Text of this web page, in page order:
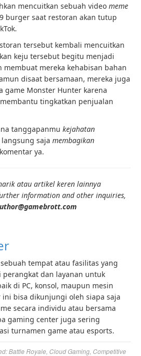
mencuitkan sebuah video meme
burger saat restoran akan tutup
tersebut kembali mencuitkan
keju tersebut begitu menjadi
membuat mereka kehabisan bahan
disaat bersamaan, mereka juga
game Monster Hunter karena
tingkatkan penjualan
tanggapanmu kejahatan
saja membagikan
ya.
atau artikel keren lainnya
information and other inquiries,
tempat atau fasilitas yang
perangkat dan layanan untuk
di PC, konsol, maupun mesin
ini bisa dikunjungi oleh siapa saja
secara individu atau bersama
gaming center juga sering
turnamen game atau esports.
Battle Royale Cloud Gaming Competitive